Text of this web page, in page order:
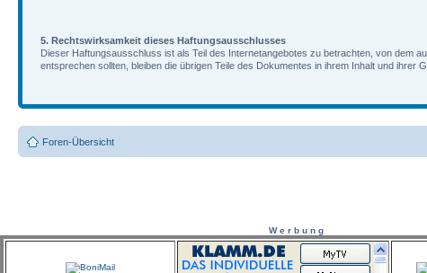
5. Rechtswirksamkeit dieses Haftungsausschlusses
Dieser Haftungsausschluss ist als Teil des Internetangebotes zu betrachten, von dem
entsprechen sollten, bleiben die übrigen Teile des Dokumentes in ihrem Inhalt und ihrer
Foren-Übersicht
W e r b u n g